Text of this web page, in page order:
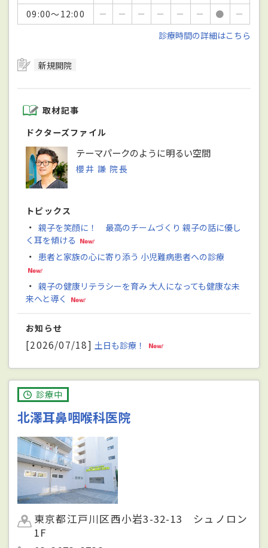
09:00～12:00
－ － － － － － ●
－
診療時間の詳細はこちら
新規開院
取材記事
ドクターズファイル
テーマパークのように明るい空間
櫻井 謙 院長
トピックス
・ 親子を笑顔に！ 最高のチームづくり 親子の話に優し
く耳を傾ける
・ 患者と家族の心に寄り添う 小児難病患者への診療
・ 親子の健康リテラシーを育み 大人になっても健康な未
来へと導く
お知らせ
[2026/07/18] 土日も診療！
診療中
北澤耳鼻咽喉科医院
東京都江戸川区西小岩3-32-13 シュノロン
1F